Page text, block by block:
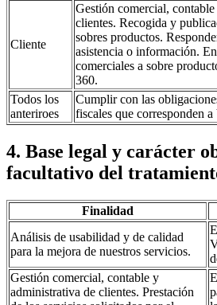
Cliente
Gestión comercial,
clientes. Recogida y
sobres productos.
asistencia o información.
comerciales a sobre
360.
Todos los
anteriroes
Cumplir con las
fiscales que corresponden
4. Base legal y carácter
facultativo del
Finalidad
Análisis de usabilidad y de calidad
para la mejora de nuestros servicios.
Gestión comercial, contable y
administrativa de clientes. Prestación